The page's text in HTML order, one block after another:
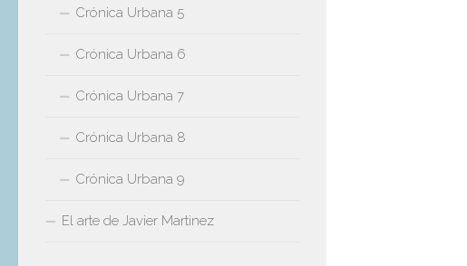
Crónica Urbana 5
Crónica Urbana 6
Crónica Urbana 7
Crónica Urbana 8
Crónica Urbana 9
El arte de Javier Martinez